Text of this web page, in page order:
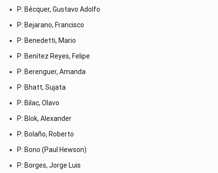
P: Bécquer, Gustavo Adolfo
P: Bejarano, Francisco
P: Benedetti, Mario
P: Benítez Reyes, Felipe
P: Berenguer, Amanda
P: Bhatt, Sujata
P: Bilac, Olavo
P: Blok, Alexander
P: Bolaño, Roberto
P: Bono (Paul Hewson)
P: Borges, Jorge Luis